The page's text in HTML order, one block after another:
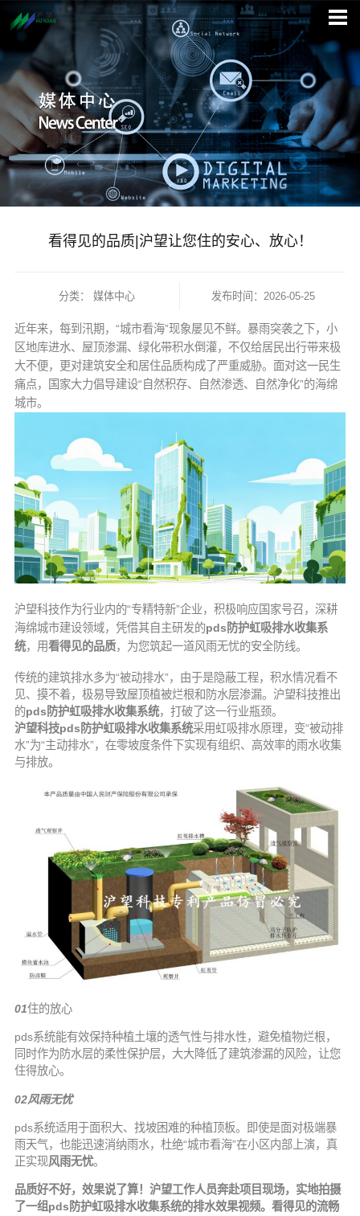
看得见的品质|沪望让您住的安心、放心！
分类： 媒体中心 发布时间：2026-05-25
近年来，每到汛期，“城市看海”现象屡见不鲜。暴雨突袭之下，小
区地库进水、屋顶渗漏、绿化带积水倒灌，不仅给居民出行带来极
大不便，更对建筑安全和居住品质构成了严重威胁。面对这一民生
痛点，国家大力倡导建设“自然积存、自然渗透、自然净化”的海绵
城市。
沪望科技作为行业内的“专精特新”企业，积极响应国家号召，深耕
海绵城市建设领域，凭借其自主研发的pds防护虹吸排水收集系
统， 用看得见的品质，为您筑起一道风雨无忧的安全防线。
传统的建筑排水多为“被动排水”，由于是隐蔽工程，积水情况看不
见、摸不着，极易导致屋顶植被烂根和防水层渗漏。沪望科技推出
的pds防护虹吸排水收集系统，打破了这一行业瓶颈。
沪望科技pds防护虹吸排水收集系统采用虹吸排水原理，变“被动排
水”为“主动排水”，在零坡度条件下实现有组织、高效率的雨水收集
与排放。
01住的放心
pds系统能有效保持种植土壤的透气性与排水性，避免植物烂根，
同时作为防水层的柔性保护层，大大降低了建筑渗漏的风险，让您
住得放心。
02风雨无忧
pds系统适用于面积大、找坡困难的种植顶板。即使是面对极端暴
雨天气，也能迅速消纳雨水，杜绝“城市看海”在小区内部上演，真
正实现风雨无忧。
品质好不好，效果说了算！沪望工作人员奔赴项目现场，实地拍摄
了一组pds防护虹吸排水收集系统的排水效果视频。看得见的流畅